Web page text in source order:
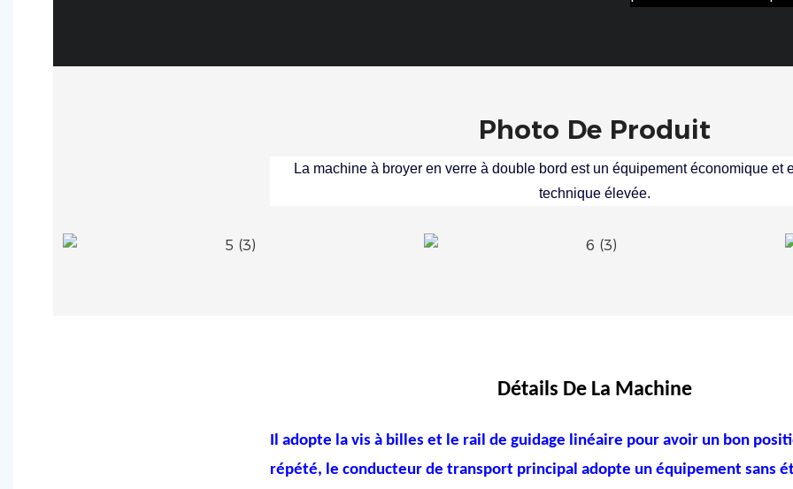
Photo De Produit
La machine à broyer en verre à double bord est un équipement économique et
technique élevée.
Détails De La Machine
Il adopte la vis à billes et le rail de guidage linéaire pour avoir un bon
répété, le conducteur de transport principal adopte un équipement sans